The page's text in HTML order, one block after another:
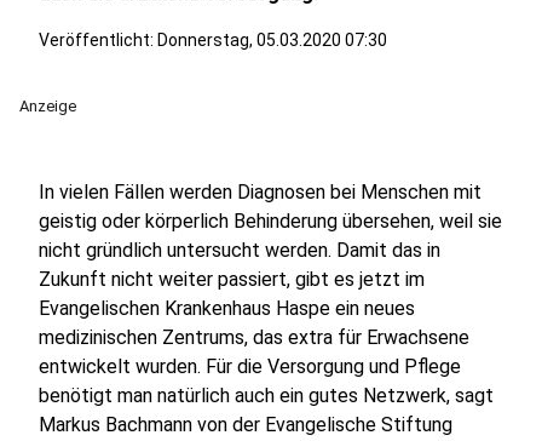
Veröffentlicht: Donnerstag, 05.03.2020 07:30
Anzeige
In vielen Fällen werden Diagnosen bei Menschen mit
geistig oder körperlich Behinderung übersehen, weil sie
nicht gründlich untersucht werden. Damit das in
Zukunft nicht weiter passiert, gibt es jetzt im
Evangelischen Krankenhaus Haspe ein neues
medizinischen Zentrums, das extra für Erwachsene
entwickelt wurden. Für die Versorgung und Pflege
benötigt man natürlich auch ein gutes Netzwerk, sagt
Markus Bachmann von der Evangelische Stiftung